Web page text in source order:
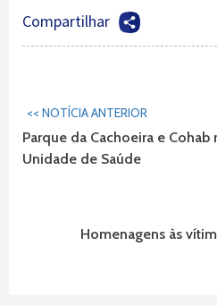
Compartilhar
Continuar
Lendo...
<< NOTÍCIA ANTERIOR
Parque da Cachoeira e
Unidade de Saúde
Homenagens às